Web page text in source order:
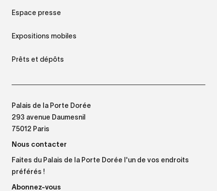
Espace presse
Expositions mobiles
Prêts et dépôts
Palais de la Porte Dorée
293 avenue Daumesnil
75012 Paris
Nous contacter
Faites du Palais de la Porte Dorée l'un de vos endroits
préférés !
Abonnez-vous